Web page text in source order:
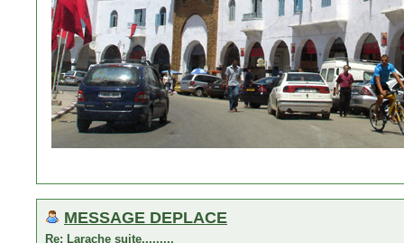
MESSAGE DEPLACE
Re: Larache suite.........